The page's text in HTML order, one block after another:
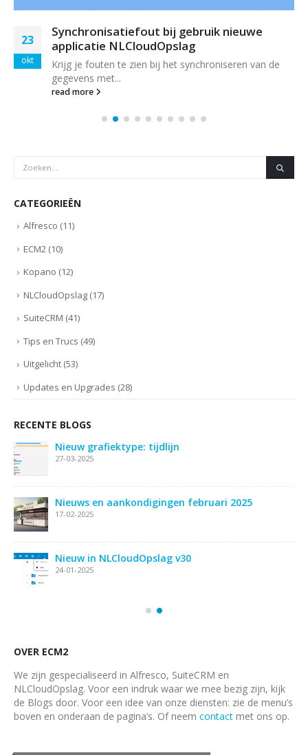
23
okt
Synchronisatiefout bij gebruik nieuwe
applicatie NLCloudOpslag
Krijg je fouten te zien bij het synchroniseren van de
gegevens met...
read more
CATEGORIEËN
Alfresco (11)
ECM2 (10)
Kopano (12)
NLCloudOpslag (17)
SuiteCRM (41)
Tips en Trucs (49)
Uitgelicht (53)
Updates en Upgrades (28)
RECENTE BLOGS
Nieuw grafiektype: tijdlijn
27-03-2025
Nieuws en aankondigingen februari 2025
17-02-2025
Nieuw in NLCloudOpslag v30
24-01-2025
OVER ECM2
We zijn gespecialiseerd in Alfresco, SuiteCRM en
NLCloudOpslag. Voor een indruk waar we mee bezig zijn, kijk
de Blogs door. Voor een idee van onze diensten: zie de menu’s
boven en onderaan de pagina’s. Of neem contact met ons op.